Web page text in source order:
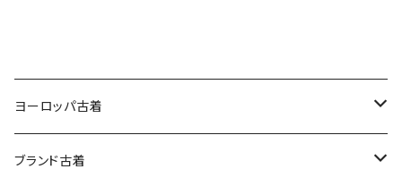
ヨーロッパ古着
ワンピース
ブランド古着